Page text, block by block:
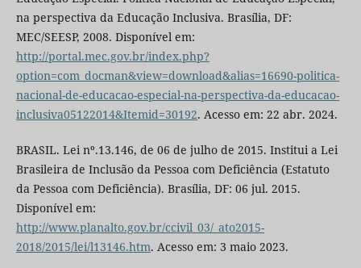
na perspectiva da Educação Inclusiva. Brasília, DF:
MEC/SEESP, 2008. Disponível em:
http://portal.mec.gov.br/index.php?
option=com_docman&view=download&alias=16690-politica-
nacional-de-educacao-especial-na-perspectiva-da-educacao-
inclusiva05122014&Itemid=30192. Acesso em: 22 abr. 2024.
BRASIL. Lei nº.13.146, de 06 de julho de 2015. Institui a Lei
Brasileira de Inclusão da Pessoa com Deficiência (Estatuto
da Pessoa com Deficiência). Brasília, DF: 06 jul. 2015.
Disponível em:
http://www.planalto.gov.br/ccivil_03/_ato2015-
2018/2015/lei/l13146.htm. Acesso em: 3 maio 2023.